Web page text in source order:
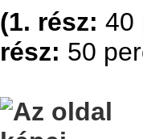
(1. rész: 40
rész: 50